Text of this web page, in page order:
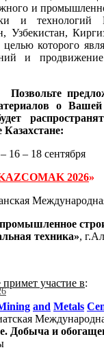
и
и технологий
Узбекистан,
которого
и
Позвольте
о Вашей
Казахстане:
– 16 – 18 сентября
2026»
техника»,
участие в:
and Metals
Добыча и